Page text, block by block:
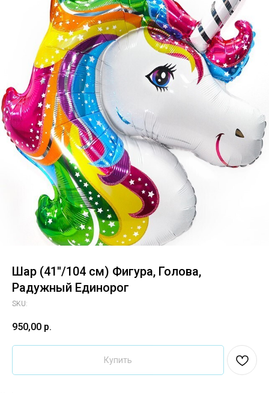
Шар (41''/104 см) Фигура, Голова,
Радужный Единорог
SKU:
950,00 р.
Купить